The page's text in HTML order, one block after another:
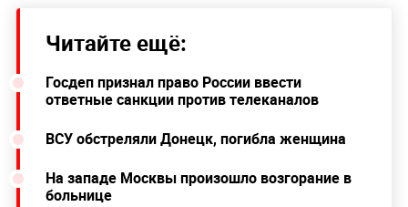
Читайте ещё:
Госдеп признал право России ввести
ответные санкции против телеканалов
ВСУ обстреляли Донецк, погибла женщина
На западе Москвы произошло возгорание в
больнице